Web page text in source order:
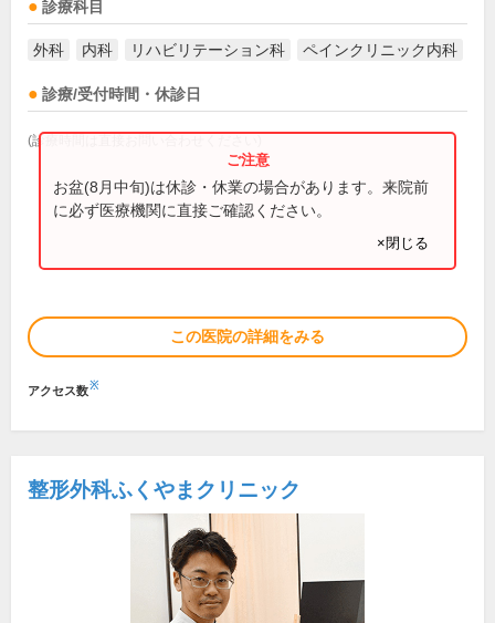
診療科目
外科 内科 リハビリテーション科 ペインクリニック内科
診療/受付時間・休診日
(診療時間は直接お問い合わせください)
お盆(8月中旬)は休診・休業の場合があります。来院前
に必ず医療機関に直接ご確認ください。
×閉じる
この医院の詳細をみる
アクセス数※
整形外科ふくやまクリニック